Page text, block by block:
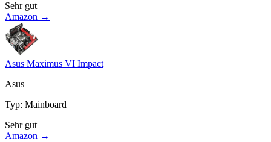
Sehr gut
Amazon →
Asus Maximus VI Impact
Asus
Typ: Mainboard
Sehr gut
Amazon →